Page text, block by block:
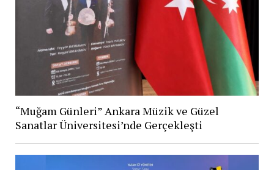
“Muğam Günleri” Ankara Müzik ve Güzel
Sanatlar Üniversitesi’nde Gerçekleşti